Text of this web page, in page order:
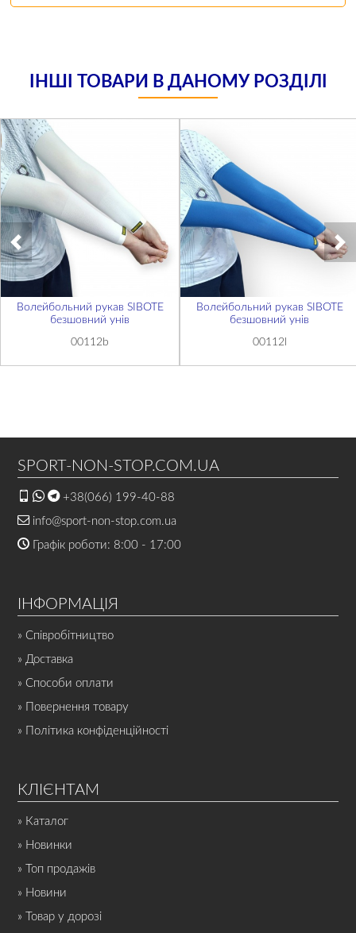
ІНШІ ТОВАРИ В ДАНОМУ РОЗДІЛІ
Волейбольний рукав SIBOTE
безшовний унів
00112b
Волейбольний рукав SIBOTE
безшовний унів
00112l
SPORT-NON-STOP.COM.UA
+38(066) 199-40-88
info@sport-non-stop.com.ua
Графік роботи: 8:00 - 17:00
ІНФОРМАЦІЯ
» Співробітництво
» Доставка
» Способи оплати
» Повернення товару
» Політика конфіденційності
КЛІЄНТАМ
» Каталог
» Новинки
» Топ продажів
» Новини
» Товар у дорозі